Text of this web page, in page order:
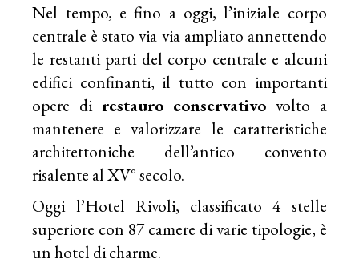
Nel tempo, e fino a oggi, l’iniziale corpo
centrale è stato via via ampliato annettendo
le restanti parti del corpo centrale e alcuni
edifici confinanti, il tutto con importanti
opere di restauro conservativo volto a
mantenere e valorizzare le caratteristiche
architettoniche dell’antico convento
risalente al XV° secolo.
Oggi l’Hotel Rivoli, classificato 4 stelle
superiore con 87 camere di varie tipologie, è
un hotel di charme.